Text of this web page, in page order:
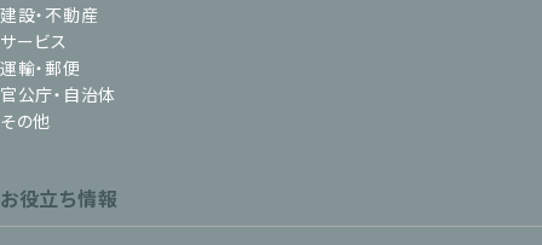
建設・不動産
サービス
運輸・郵便
官公庁・自治体
その他
お役立ち情報